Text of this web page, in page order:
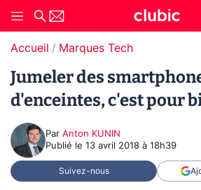
Accueil Marques Tech
Jumeler des
d'enceintes, c'est pour
Par Anton KUNIN
Publié le 13 avril 2018 à 18h39
Suivez-nous